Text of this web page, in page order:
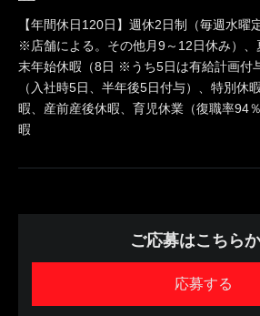
【年間休日120日】週休2日制（毎週水曜
※店舗による。その他月9～12日休み）
末年始休暇（8日 ※うち5日は有給計画付
（入社時5日、半年後5日付与）、特別休
暇、産前産後休暇、育児休業（復職率94
暇
ご応募はこちら
応募する